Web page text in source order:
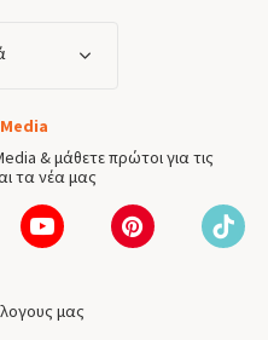
& μάθετε πρώτοι για τις
τα νέα μας
μας